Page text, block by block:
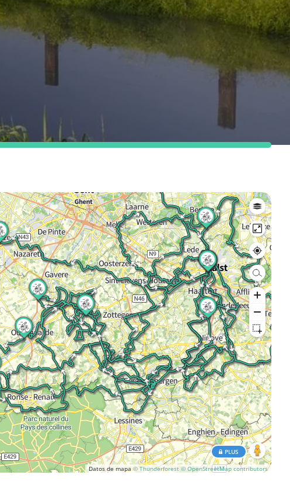
Datos de mapa© Thunderforest © OpenStreetMap contributors
PLUS